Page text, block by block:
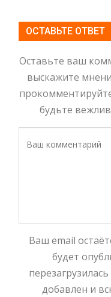
ОСТАВЬТЕ ОТВЕТ
Оставьте ваш
выскажите
будьте
Ваш email
будет
добавлен и